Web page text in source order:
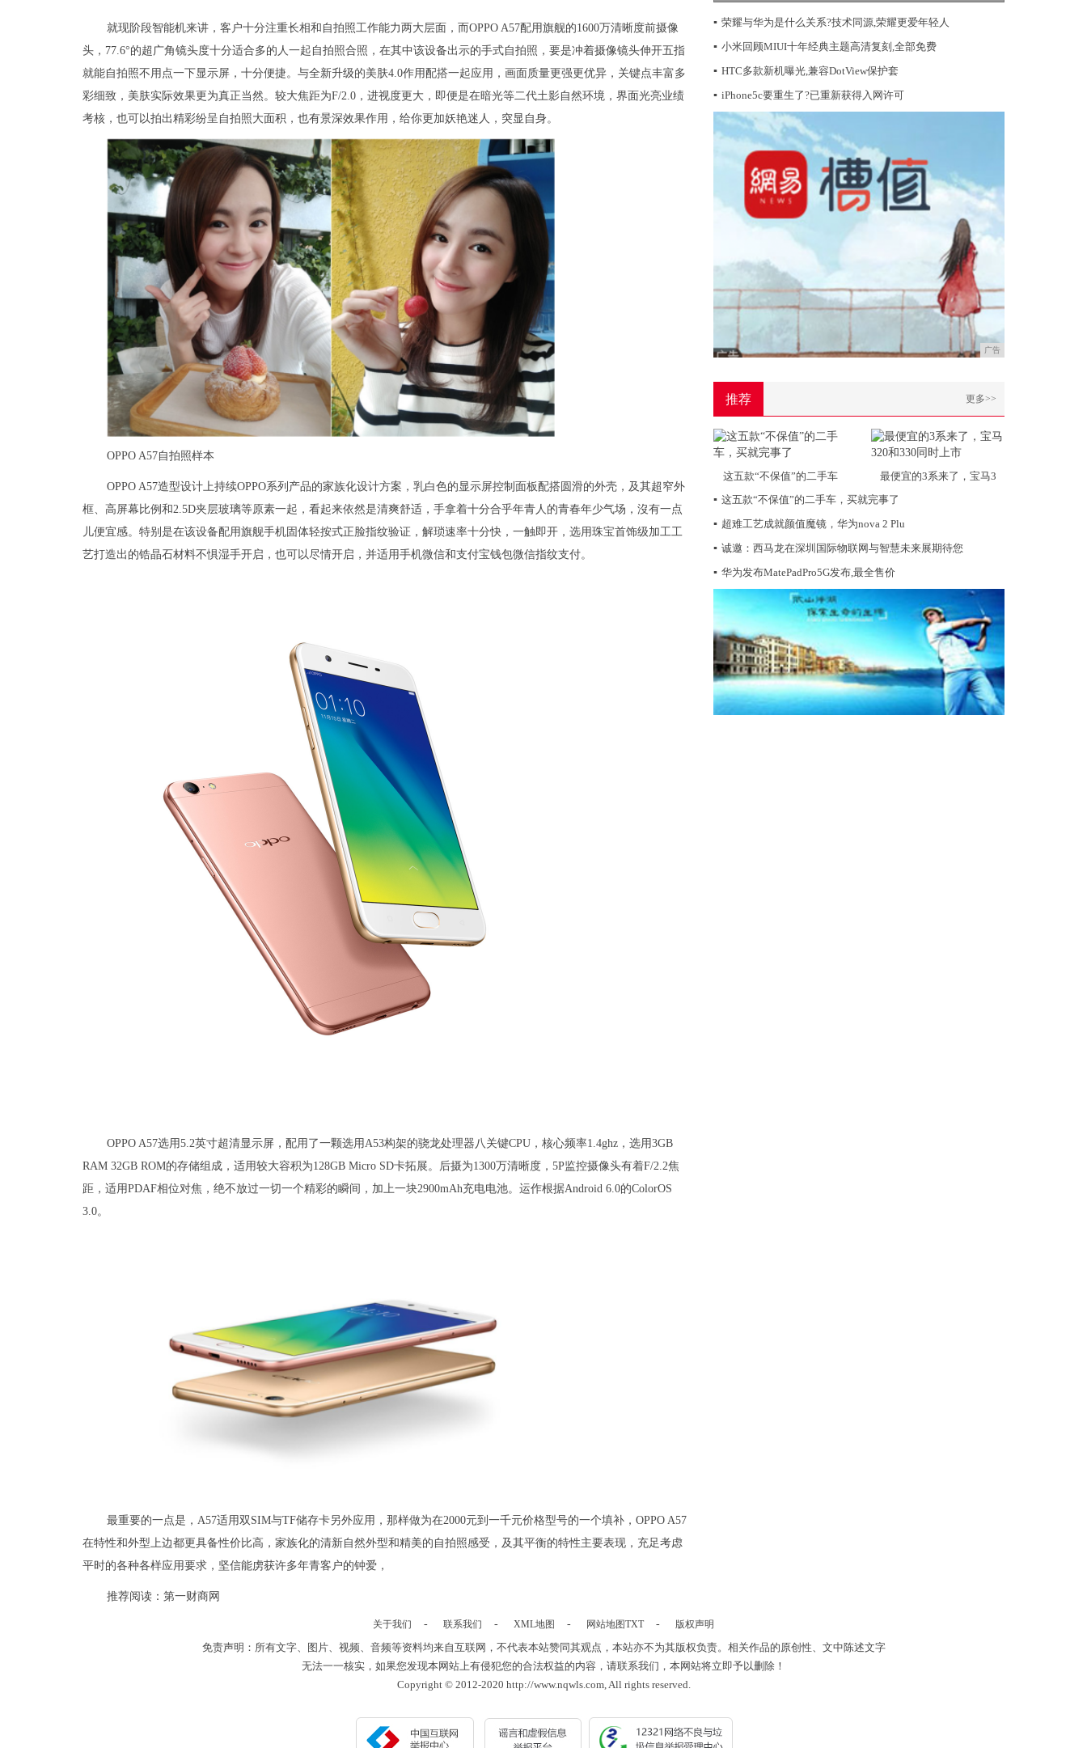
就现阶段智能机来讲，客户十分注重长相和自拍照工作能力两大层面，而OPPO A57配用旗舰的1600万清晰度前摄像
头，77.6°的超广角镜头度十分适合多的人一起自拍照合照，在其中该设备出示的手式自拍照，要是冲着摄像镜头伸开五指
就能自拍照不用点一下显示屏，十分便捷。与全新升级的美肤4.0作用配搭一起应用，画面质量更强更优异，关键点丰富多
彩细致，美肤实际效果更为真正当然。较大焦距为F/2.0，进视度更大，即便是在暗光等二代土影自然环境，界面光亮业绩
考核，也可以拍出精彩纷呈自拍照大面积，也有景深效果作用，给你更加妖艳迷人，突显自身。
OPPO A57自拍照样本
OPPO A57造型设计上持续OPPO系列产品的家族化设计方案，乳白色的显示屏控制面板配搭圆滑的外壳，及其超窄外
框、高屏幕比例和2.5D夹层玻璃等原素一起，看起来依然是清爽舒适，手拿着十分合乎年青人的青春年少气场，沒有一点
儿便宜感。特别是在该设备配用旗舰手机固体轻按式正脸指纹验证，解琐速率十分快，一触即开，选用珠宝首饰级加工工
艺打造出的锆晶石材料不惧湿手开启，也可以尽情开启，并适用手机微信和支付宝钱包微信指纹支付。
OPPO A57选用5.2英寸超清显示屏，配用了一颗选用A53构架的骁龙处理器八关键CPU，核心频率1.4ghz，选用3GB
RAM 32GB ROM的存储组成，适用较大容积为128GB Micro SD卡拓展。后摄为1300万清晰度，5P监控摄像头有着F/2.2焦
距，适用PDAF相位对焦，绝不放过一切一个精彩的瞬间，加上一块2900mAh充电电池。运作根据Android 6.0的ColorOS
3.0。
最重要的一点是，A57适用双SIM与TF储存卡另外应用，那样做为在2000元到一千元价格型号的一个填补，OPPO A57
在特性和外型上边都更具备性价比高，家族化的清新自然外型和精美的自拍照感受，及其平衡的特性主要表现，充足考虑
平时的各种各样应用要求，坚信能虏获许多年青客户的钟爱，
推荐阅读： 第一财商网
▪ 荣耀与华为是什么关系?技术同源,荣耀更爱年轻人
▪ 小米回顾MIUI十年经典主题高清复刻,全部免费
▪ HTC多款新机曝光,兼容DotView保护套
▪ iPhone5c要重生了?已重新获得入网许可
广告
推荐 更多>>
这五款“不保值”的二手车
最便宜的3系来了，宝马3
▪ 这五款“不保值”的二手车，买就完事了
▪ 超难工艺成就颜值魔镜，华为nova 2 Plu
▪ 诚邀：西马龙在深圳国际物联网与智慧未来展期待您
▪ 华为发布MatePadPro5G发布,最全售价
关于我们 - 联系我们 - XML地图 - 网站地图TXT - 版权声明
免责声明：所有文字、图片、视频、音频等资料均来自互联网，不代表本站赞同其观点，本站亦不为其版权负责。相关作品的原创性、文中陈述文字
无法一一核实，如果您发现本网站上有侵犯您的合法权益的内容，请联系我们，本网站将立即予以删除！
Copyright © 2012-2020 http://www.nqwls.com, All rights reserved.